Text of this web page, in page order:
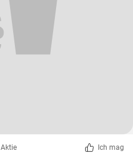
Aktie Ich mag